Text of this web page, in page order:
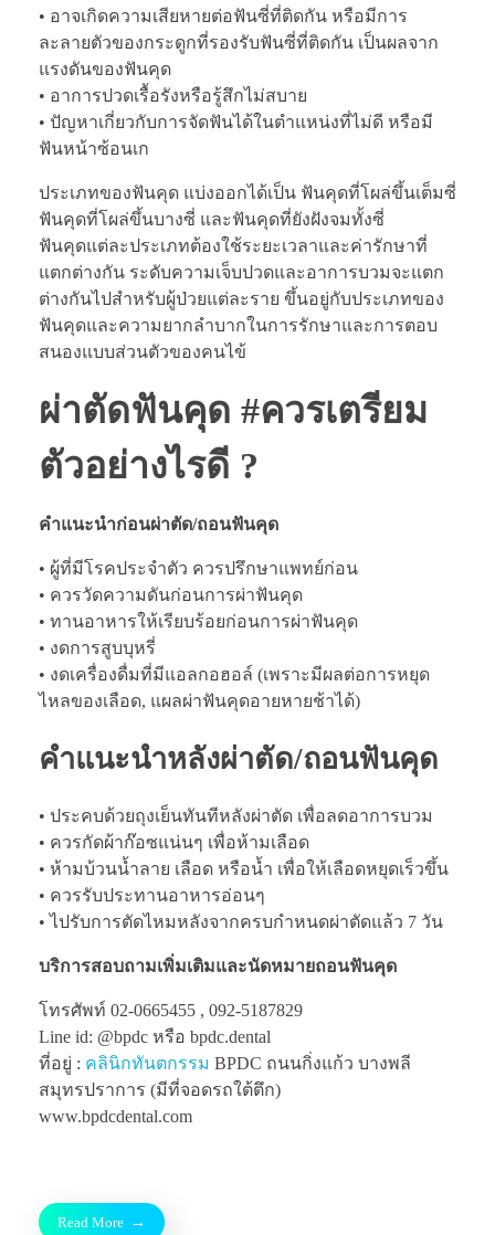
• อาจเกิดความเสียหายต่อฟันซี่ที่ติดกัน หรือมีการ
ละลายตัวของกระดูกที่รองรับฟันซี่ที่ติดกัน เป็นผลจาก
แรงดันของฟันคุด
• อาการปวดเรื้อรังหรือรู้สึกไม่สบาย
• ปัญหาเกี่ยวกับการจัดฟันได้ในตำแหน่งที่ไม่ดี หรือมี
ฟันหน้าซ้อนเก
ประเภทของฟันคุด แบ่งออกได้เป็น ฟันคุดที่โผล่ขึ้นเต็มซี่
ฟันคุดที่โผล่ขึ้นบางซี่ และฟันคุดที่ยังฝังจมทั้งซี่
ฟันคุดแต่ละประเภทต้องใช้ระยะเวลาและค่ารักษาที่
แตกต่างกัน ระดับความเจ็บปวดและอาการบวมจะแตก
ต่างกันไปสำหรับผู้ป่วยแต่ละราย ขึ้นอยู่กับประเภทของ
ฟันคุดและความยากลำบากในการรักษาและการตอบ
สนองแบบส่วนตัวของคนไข้
ผ่าตัดฟันคุด #ควรเตรียม
ตัวอย่างไรดี ?
คำแนะนำก่อนผ่าตัด/ถอนฟันคุด
• ผู้ที่มีโรคประจำตัว ควรปรึกษาแพทย์ก่อน
• ควรวัดความดันก่อนการผ่าฟันคุด
• ทานอาหารให้เรียบร้อยก่อนการผ่าฟันคุด
• งดการสูบบุหรี่
• งดเครื่องดื่มที่มีแอลกอฮอล์ (เพราะมีผลต่อการหยุด
ไหลของเลือด, แผลผ่าฟันคุดอายหายช้าได้)
คำแนะนำหลังผ่าตัด/ถอนฟันคุด
• ประคบด้วยถุงเย็นทันทีหลังผ่าตัด เพื่อลดอาการบวม
• ควรกัดผ้าก๊อซแน่นๆ เพื่อห้ามเลือด
• ห้ามบ้วนน้ำลาย เลือด หรือน้ำ เพื่อให้เลือดหยุดเร็วขึ้น
• ควรรับประทานอาหารอ่อนๆ
• ไปรับการตัดไหมหลังจากครบกำหนดผ่าตัดแล้ว 7 วัน
บริการสอบถามเพิ่มเติมและนัดหมายถอนฟันคุด
โทรศัพท์ 02-0665455 , 092-5187829
Line id: @bpdc หรือ bpdc.dental
ที่อยู่ : คลินิกทันตกรรม BPDC ถนนกิ่งแก้ว บางพลี
สมุทรปราการ (มีที่จอดรถใต้ตึก)
www.bpdcdental.com
Read More